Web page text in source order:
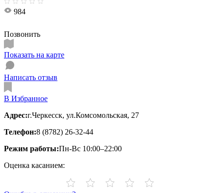
984
Позвонить
Показать на карте
Написать отзыв
В Избранное
Адрес:г.Черкесск, ул.Комсомольская, 27
Телефон:8 (8782) 26-32-44
Режим работы:Пн-Вс 10:00–22:00
Оценка касанием: